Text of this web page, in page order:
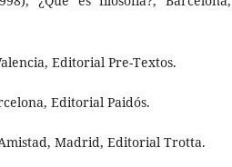
Editorial Pre-Textos.
Editorial Paidós.
Madrid, Editorial Trotta.